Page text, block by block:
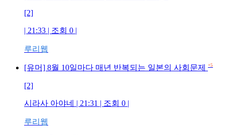
[2]
| 21:33 | 조회 0 |
루리웹
[유머] 8월 10일마다 매년 반복되는 일본의 사회문제 +5
[2]
시라사 아야네 | 21:31 | 조회 0 |
루리웹